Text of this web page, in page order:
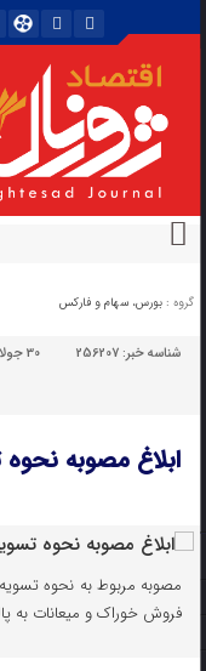
گروه : بورس، سهام و فارکس
شناسه خبر:256207 30 جولای 2025 - 12:45
ابلاغ مصوبه
مصوبه مربوط به نحوه
فروش خوراک و میعانات به